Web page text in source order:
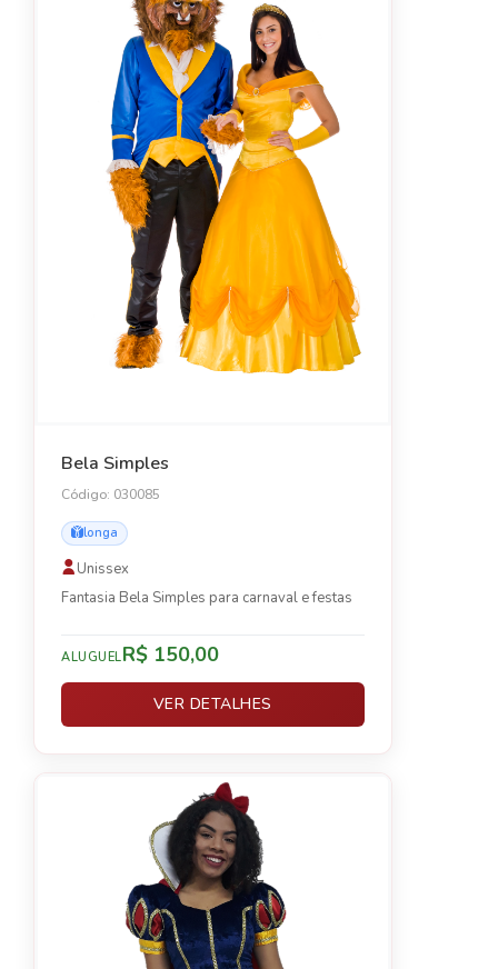
Bela Simples
Código: 030085
longa
Unissex
Fantasia Bela Simples para carnaval e festas
ALUGUELR$ 150,00
VER DETALHES